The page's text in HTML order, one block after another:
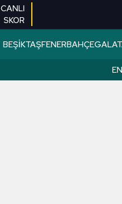
CANLI
SKOR
BEŞİKTAŞFENERBAHÇE